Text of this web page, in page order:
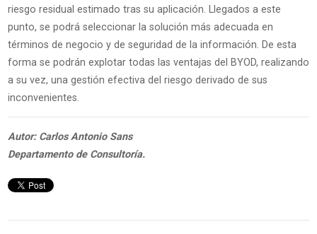
riesgo residual estimado tras su aplicación. Llegados a este
punto, se podrá seleccionar la solución más adecuada en
términos de negocio y de seguridad de la información. De esta
forma se podrán explotar todas las ventajas del BYOD, realizando
a su vez, una gestión efectiva del riesgo derivado de sus
inconvenientes.
Autor: Carlos Antonio Sans
Departamento de Consultoría.